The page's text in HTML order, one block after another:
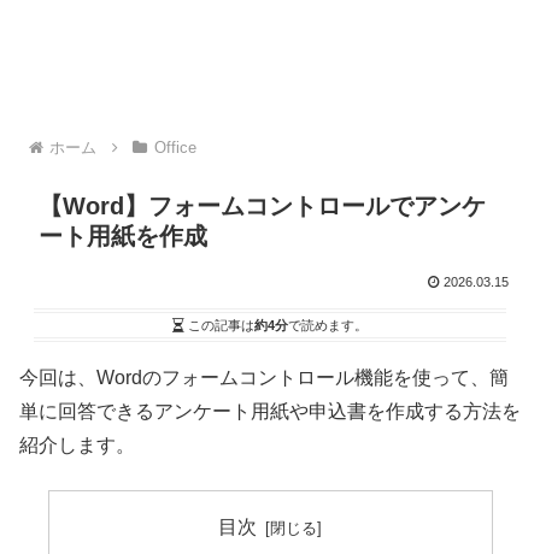
ホーム Office
【Word】フォームコントロールでアンケ
ート用紙を作成
2026.03.15
この記事は約4分で読めます。
今回は、Wordのフォームコントロール機能を使って、簡
単に回答できるアンケート用紙や申込書を作成する方法を
紹介します。
目次